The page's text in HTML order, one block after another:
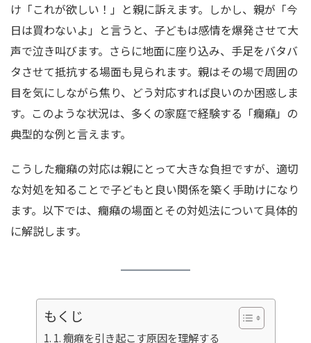
け「これが欲しい！」と親に訴えます。しかし、親が「今
日は買わないよ」と言うと、子どもは感情を爆発させて大
声で泣き叫びます。さらに地面に座り込み、手足をバタバ
タさせて抵抗する場面も見られます。親はその場で周囲の
目を気にしながら焦り、どう対応すれば良いのか困惑しま
す。このような状況は、多くの家庭で経験する「癇癪」の
典型的な例と言えます。
こうした癇癪の対応は親にとって大きな負担ですが、適切
な対処を知ることで子どもと良い関係を築く手助けになり
ます。以下では、癇癪の場面とその対処法について具体的
に解説します。
もくじ
1. 癇癪を引き起こす原因を理解する